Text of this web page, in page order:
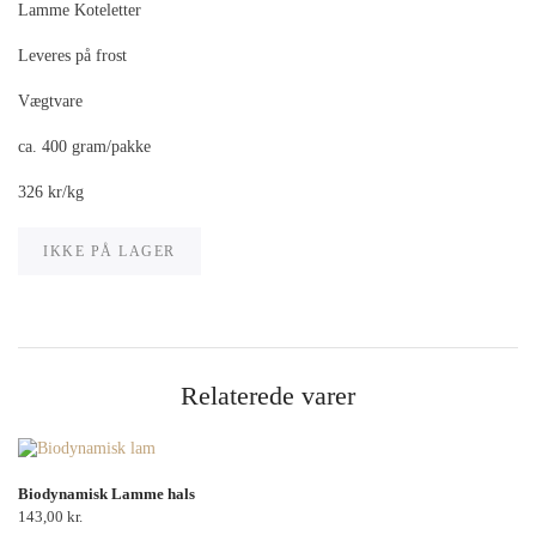
Lamme Koteletter
Leveres på frost
Vægtvare
ca. 400 gram/pakke
326 kr/kg
IKKE PÅ LAGER
Relaterede varer
Biodynamisk Lamme hals
143,00 kr.